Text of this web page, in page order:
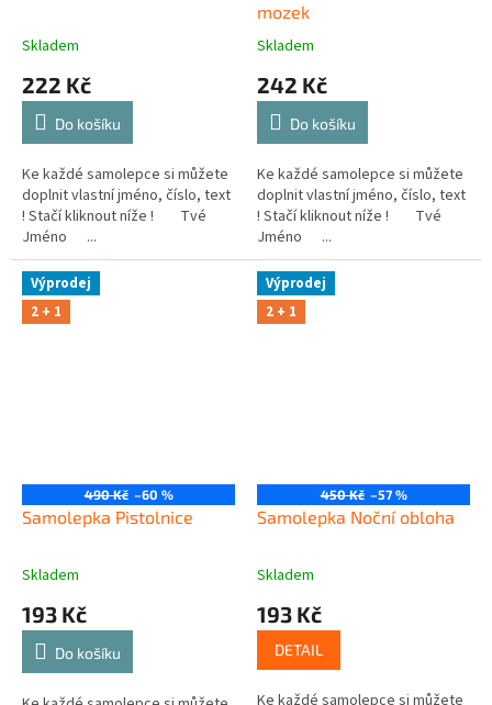
Skladem
222 Kč
Do košíku
Ke každé samolepce si můžete
doplnit vlastní jméno, číslo, text
! Stačí kliknout níže ! Tvé
Jméno ...
mozek
Skladem
242 Kč
Do košíku
Ke každé samolepce si můžete
doplnit vlastní jméno, číslo, text
! Stačí kliknout níže ! Tvé
Jméno ...
Výprodej
2 + 1
490 Kč –60 %
Samolepka Pistolnice
Skladem
193 Kč
Do košíku
Výprodej
2 + 1
450 Kč –57 %
Samolepka Noční obloha
Skladem
193 Kč
DETAIL